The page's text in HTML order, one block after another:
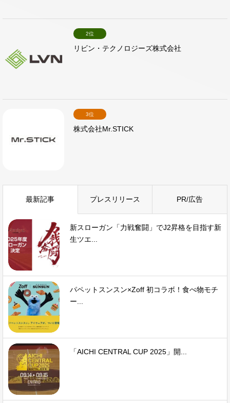
2位
リビン・テクノロジーズ株式会社
3位
株式会社Mr.STICK
最新記事 プレスリリース PR/広告
新スローガン「力戦奮闘」でJ2昇格を目指す新
生ツエ...
パペットスンスン×Zoff 初コラボ！食べ物モチ
ー...
「AICHI CENTRAL CUP 2025」開...